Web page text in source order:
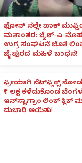
ಫೋನ್ ನಲ್ಲೇ ಪಾಕ್
ಮತಾಂತರ: ಜೈಶ್-ಎ-
ಉಗ್ರ ಸಂಘಟನೆ ಜೊತೆ
ಜೈಪುರದ ಮಹಿಳೆ ಬಂಧನ!
ಫ್ರೀಯಾಗಿ ನೆಟ್‌ಫ್ಲಿಕ್ಸ್
₹1 ಲಕ್ಷ ಕಳೆದುಕೊಂಡ
ಇನ್‌ಸ್ಟಾಗ್ರಾಂ ಲಿಂಕ್ ಕ್ಲಿಕ್
ದುಬಾರಿ ಆಯಿತು!